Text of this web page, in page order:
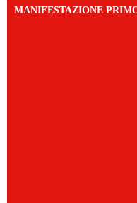
MANIFESTAZIONE